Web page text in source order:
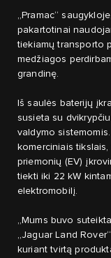
„Pramac“
pakartotinai
tiekiamų transporto
medžiagos
grandinę.
Iš saulės baterijų
susieta su
valdymo
komerciniais
priemonių (EV)
tiekti iki 22 kW
elektromobilį.
„Mums buvo
„Jaguar Land
kuriant tvirtą